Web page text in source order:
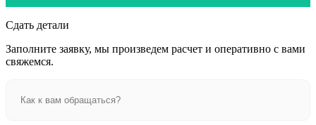
Сдать детали
Заполните заявку, мы произведем расчет и оперативно с вами
свяжемся.